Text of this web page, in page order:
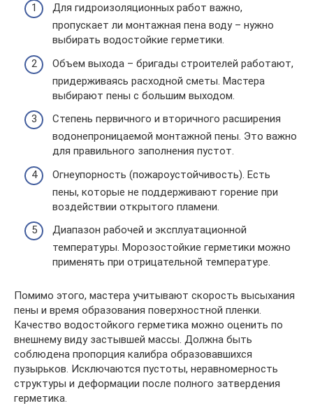
Для гидроизоляционных работ важно,
пропускает ли монтажная пена воду – нужно
выбирать водостойкие герметики.
Объем выхода – бригады строителей работают,
придерживаясь расходной сметы. Мастера
выбирают пены с большим выходом.
Степень первичного и вторичного расширения
водонепроницаемой монтажной пены. Это важно
для правильного заполнения пустот.
Огнеупорность (пожароустойчивость). Есть
пены, которые не поддерживают горение при
воздействии открытого пламени.
Диапазон рабочей и эксплуатационной
температуры. Морозостойкие герметики можно
применять при отрицательной температуре.
Помимо этого, мастера учитывают скорость высыхания
пены и время образования поверхностной пленки.
Качество водостойкого герметика можно оценить по
внешнему виду застывшей массы. Должна быть
соблюдена пропорция калибра образовавшихся
пузырьков. Исключаются пустоты, неравномерность
структуры и деформации после полного затвердения
герметика.